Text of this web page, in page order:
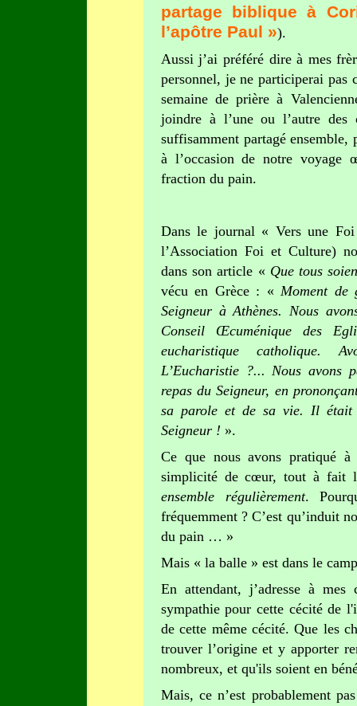
partage biblique à
l’apôtre Paul »).
Aussi j’ai préféré dire à mes
personnel, je ne participerai pas
semaine de prière à
joindre à l’une ou l’autre
suffisamment partagé ensemble,
à l’occasion de notre voyage
fraction du pain.
Dans le journal « Vers une
l’Association Foi et Culture)
dans son article « Que tous
vécu en Grèce : «Moment de
Seigneur à Athènes. Nous
Conseil Œcuménique des
eucharistique catholique.
L’Eucharistie ?... Nous avons
repas du Seigneur, en
sa parole et de sa vie. Il était
Seigneur ! ».
Ce que nous avons pratiqué
simplicité de cœur, tout à fait
ensemble régulièrement.
fréquemment ? C’est qu’induit
du pain … »
Mais « la balle » est dans le
En attendant, j’adresse à
sympathie pour cette cécité de
de cette même cécité. Que les
trouver l’origine et y apporter
nombreux, et qu'ils soient en
Mais, ce n’est probablement